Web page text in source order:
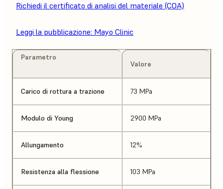
Richiedi il certificato di analisi del materiale (COA)
Leggi la pubblicazione: Mayo Clinic
Parametro
Valore
Carico di rottura a trazione 73 MPa
Modulo di Young 2900 MPa
Allungamento 12%
Resistenza alla flessione 103 MPa